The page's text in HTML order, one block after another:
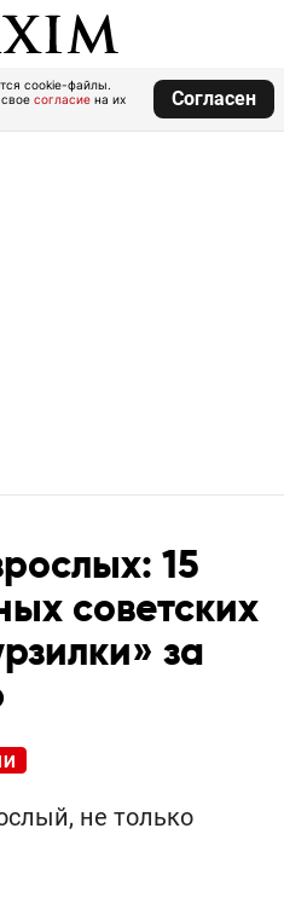
cookie-файлы.
согласие на их
Согласен
15
советских
за
не только